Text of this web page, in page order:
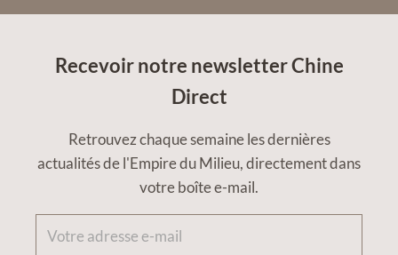
Recevoir notre newsletter Chine
Direct
Retrouvez chaque semaine les dernières
actualités de l'Empire du Milieu, directement dans
votre boîte e-mail.